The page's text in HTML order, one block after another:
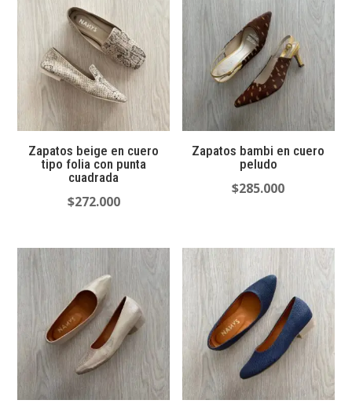
Zapatos beige en cuero
tipo folia con punta
cuadrada
$272.000
Zapatos bambi en cuero
peludo
$285.000